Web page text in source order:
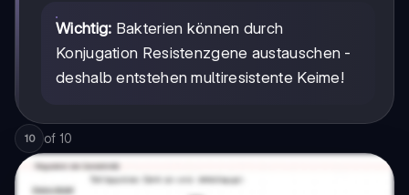
Wichtig: Bakterien können durch
Konjugation Resistenzgene austauschen -
deshalb entstehen multiresistente Keime!
10 of 10